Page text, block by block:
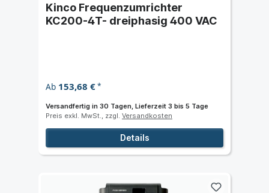
Kinco Frequenzumrichter
KC200-4T- dreiphasig 400 VAC
Ab 153,68 €*
Versandfertig in 30 Tagen, Lieferzeit 3 bis 5 Tage
Preis exkl. MwSt., zzgl. Versandkosten
Details